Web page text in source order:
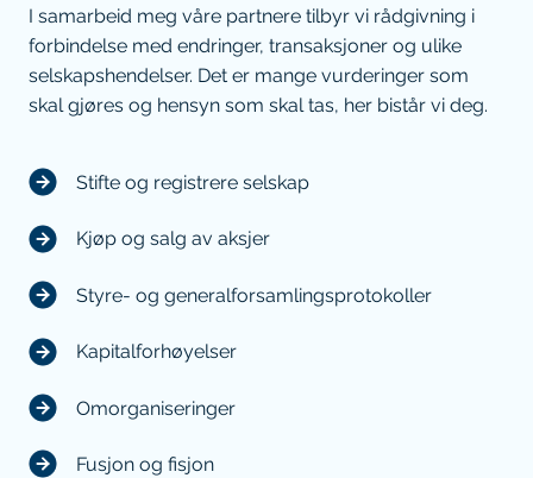
I samarbeid meg våre partnere tilbyr vi rådgivning i
forbindelse med endringer, transaksjoner og ulike
selskapshendelser. Det er mange vurderinger som
skal gjøres og hensyn som skal tas, her bistår vi deg.
Stifte og registrere selskap
Kjøp og salg av aksjer
Styre- og generalforsamlingsprotokoller
Kapitalforhøyelser
Omorganiseringer
Fusjon og fisjon